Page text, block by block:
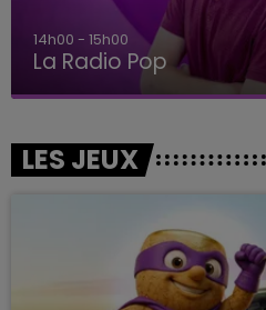
15h00 - 19h00
Le Club Champagne FM
LES JEUX